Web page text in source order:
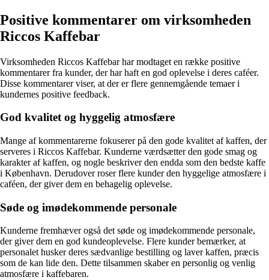
Positive kommentarer om virksomheden
Riccos Kaffebar
Virksomheden Riccos Kaffebar har modtaget en række positive
kommentarer fra kunder, der har haft en god oplevelse i deres caféer.
Disse kommentarer viser, at der er flere gennemgående temaer i
kundernes positive feedback.
God kvalitet og hyggelig atmosfære
Mange af kommentarerne fokuserer på den gode kvalitet af kaffen, der
serveres i Riccos Kaffebar. Kunderne værdsætter den gode smag og
karakter af kaffen, og nogle beskriver den endda som den bedste kaffe
i København. Derudover roser flere kunder den hyggelige atmosfære i
caféen, der giver dem en behagelig oplevelse.
Søde og imødekommende personale
Kunderne fremhæver også det søde og imødekommende personale,
der giver dem en god kundeoplevelse. Flere kunder bemærker, at
personalet husker deres sædvanlige bestilling og laver kaffen, præcis
som de kan lide den. Dette tilsammen skaber en personlig og venlig
atmosfære i kaffebaren.